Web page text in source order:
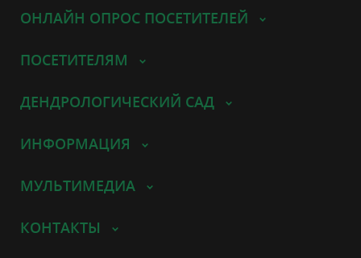
ОНЛАЙН ОПРОС ПОСЕТИТЕЛЕЙ
ПОСЕТИТЕЛЯМ
ДЕНДРОЛОГИЧЕСКИЙ САД
ИНФОРМАЦИЯ
МУЛЬТИМЕДИА
КОНТАКТЫ